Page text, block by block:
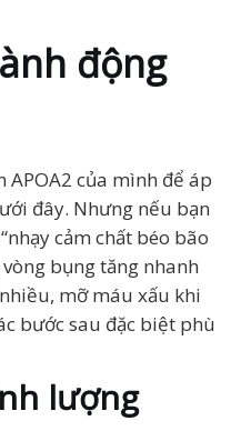
động
APOA2 của mình để áp
đây. Nhưng nếu bạn
cảm chất béo bão
bụng tăng nhanh
mỡ máu xấu khi
bước sau đặc biệt phù
lượng